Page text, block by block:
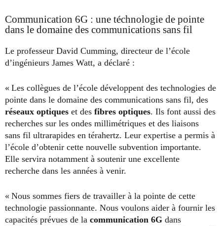
Communication 6G : une téchnologie de pointe
dans le domaine des communications sans fil
Le professeur David Cumming, directeur de l’école
d’ingénieurs James Watt, a déclaré :
« Les collègues de l’école développent des technologies de
pointe dans le domaine des communications sans fil, des
réseaux optiques et des fibres optiques. Ils font aussi des
recherches sur les ondes millimétriques et des liaisons
sans fil ultrarapides en térahertz. Leur expertise a permis à
l’école d’obtenir cette nouvelle subvention importante.
Elle servira notamment à soutenir une excellente
recherche dans les années à venir.
« Nous sommes fiers de travailler à la pointe de cette
technologie passionnante. Nous voulons aider à fournir les
capacités prévues de la communication 6G dans